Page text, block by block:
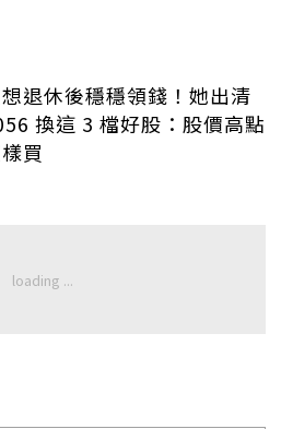
退休後穩穩領錢！她出清
換這 3 檔好股：股價高點
買